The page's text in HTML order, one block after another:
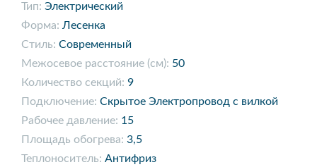
Тип: Электрический
Форма: Лесенка
Стиль: Современный
Межосевое расстояние (см): 50
Количество секций: 9
Подключение: Скрытое Электропровод с вилкой
Рабочее давление: 15
Площадь обогрева: 3,5
Теплоноситель: Антифриз